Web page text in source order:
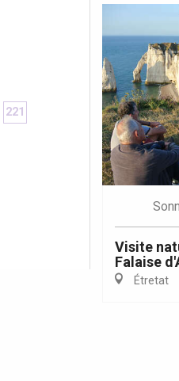
221
Visite
Falaise
Étretat